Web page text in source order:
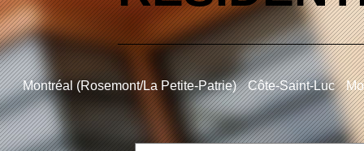
Montréal (Rosemont/La Petite-Patrie) Côte-Saint-Luc